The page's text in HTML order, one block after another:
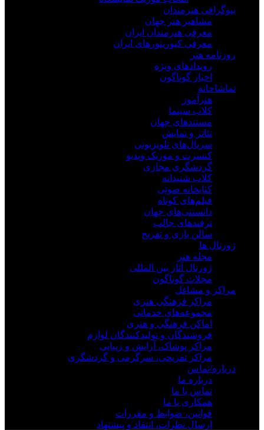
بیوگرافی هنرمندان
مشاهیر هنر جهان
معرفی هنرمندان ایران
معرفی کیوریتورهای ایران
روزنامه هنر
رویدادهای ویژه
اخبار گوناگون
تماشاخانه
هنرآموز
کلاب سینما
مستندهای جهان
تئاتر و نمایش
سریال‌های تلویزیونی
کنسرت و موزیک ویدیو
گردشگری مجازی
کلاب شنیدانه
کتابخانه صوتی
فیلم‌های کوتاه
دانستنی‌های جهان
ترفندهای جالب
سالن بازی و تفریح
ژورنال ها
مجله هنر
ژورنال آثار بین المللی
مجلات گوناگون
مراکز و مشاغل
مراکز فرهنگی هنری
مجموعه‌های خدماتی
اماکن فرهنگی و هنری
فروشندگان و تولیدکنندگان لوازم
مراکز پوشاک، آرایش و زیبایی
مراکز تفریحی، سرگرمی و گردشگری
درباره/تماس
درباره ما
تماس با ما
همکاری با ما
قوانین، ضوابط و مقررات
ارسال نظرات، انتقاد و پیشنهاد